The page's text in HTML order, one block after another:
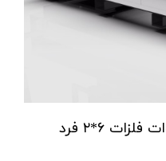
برش لیزر فایبر 1.5 کیلووات فلزات ۶*۲ فرد